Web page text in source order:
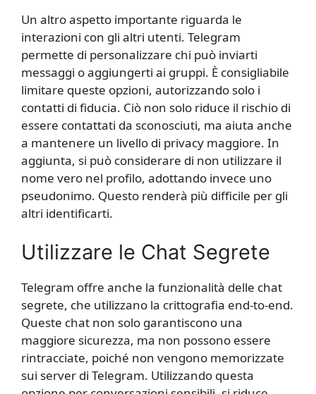
Un altro aspetto importante riguarda le
interazioni con gli altri utenti. Telegram
permette di personalizzare chi può inviarti
messaggi o aggiungerti ai gruppi. È consigliabile
limitare queste opzioni, autorizzando solo i
contatti di fiducia. Ciò non solo riduce il rischio di
essere contattati da sconosciuti, ma aiuta anche
a mantenere un livello di privacy maggiore. In
aggiunta, si può considerare di non utilizzare il
nome vero nel profilo, adottando invece uno
pseudonimo. Questo renderà più difficile per gli
altri identificarti.
Utilizzare le Chat Segrete
Telegram offre anche la funzionalità delle chat
segrete, che utilizzano la crittografia end-to-end.
Queste chat non solo garantiscono una
maggiore sicurezza, ma non possono essere
rintracciate, poiché non vengono memorizzate
sui server di Telegram. Utilizzando questa